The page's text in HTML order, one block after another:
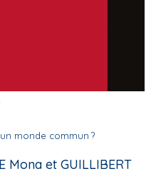
monde commun ?
Mona et GUILLIBERT